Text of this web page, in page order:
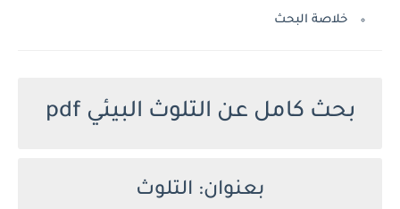
خلاصة البحث
بحث كامل عن التلوث البيئي pdf
بعنوان: التلوث